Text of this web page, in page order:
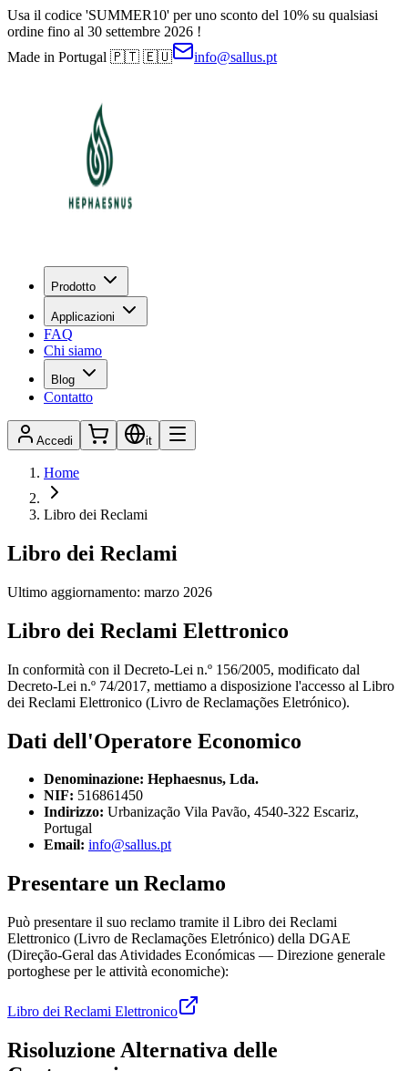
Usa il codice 'SUMMER10' per uno sconto del 10% su qualsiasi
ordine fino al 30 settembre 2026 !
Made in Portugal 🇵🇹 🇪🇺
info@sallus.pt
Prodotto
Applicazioni
FAQ
Chi siamo
Blog
Contatto
Accedi it
Home
Libro dei Reclami
Libro dei Reclami
Ultimo aggiornamento: marzo 2026
Libro dei Reclami Elettronico
In conformità con il Decreto-Lei n.º 156/2005, modificato dal
Decreto-Lei n.º 74/2017, mettiamo a disposizione l'accesso al Libro
dei Reclami Elettronico (Livro de Reclamações Eletrónico).
Dati dell'Operatore Economico
Denominazione: Hephaesnus, Lda.
NIF: 516861450
Indirizzo: Urbanização Vila Pavão, 4540-322 Escariz,
Portugal
Email: info@sallus.pt
Presentare un Reclamo
Può presentare il suo reclamo tramite il Libro dei Reclami
Elettronico (Livro de Reclamações Eletrónico) della DGAE
(Direção-Geral das Atividades Económicas — Direzione generale
portoghese per le attività economiche):
Libro dei Reclami Elettronico
Risoluzione Alternativa delle